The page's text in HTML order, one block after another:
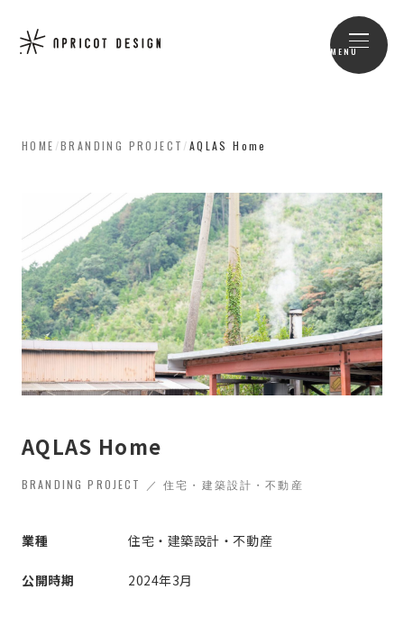
MENU
HOME /BRANDING PROJECT /AQLAS Home
AQLAS Home
BRANDING PROJECT ／ 住宅・建築設計・不動産
業種 住宅・建築設計・不動産
公開時期 2024年3月